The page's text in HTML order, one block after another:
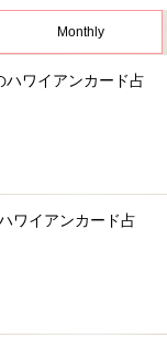
Monthly
ワイアンカード占
ワイアンカード占